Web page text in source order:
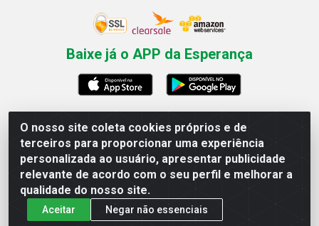
O nosso site coleta cookies próprios e de
terceiros para proporcionar uma experiência
personalizada ao usuário, apresentar publicidade
relevante de acordo com o seu perfil e melhorar a
qualidade do nosso site.
Aceitar Negar não essenciais
Baixe já o APP da Esperança
Esperança Nordeste - Rua Professor Caldas Filho, 291 -
Estância - Recife / PE CEP: 50771-335 - CNPJ
03.666.136/0001-23